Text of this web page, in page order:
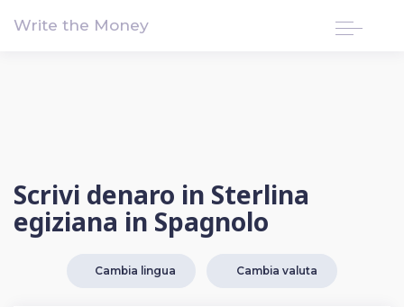
Write the Money
Scrivi denaro in Sterlina
egiziana in Spagnolo
Cambia lingua Cambia valuta